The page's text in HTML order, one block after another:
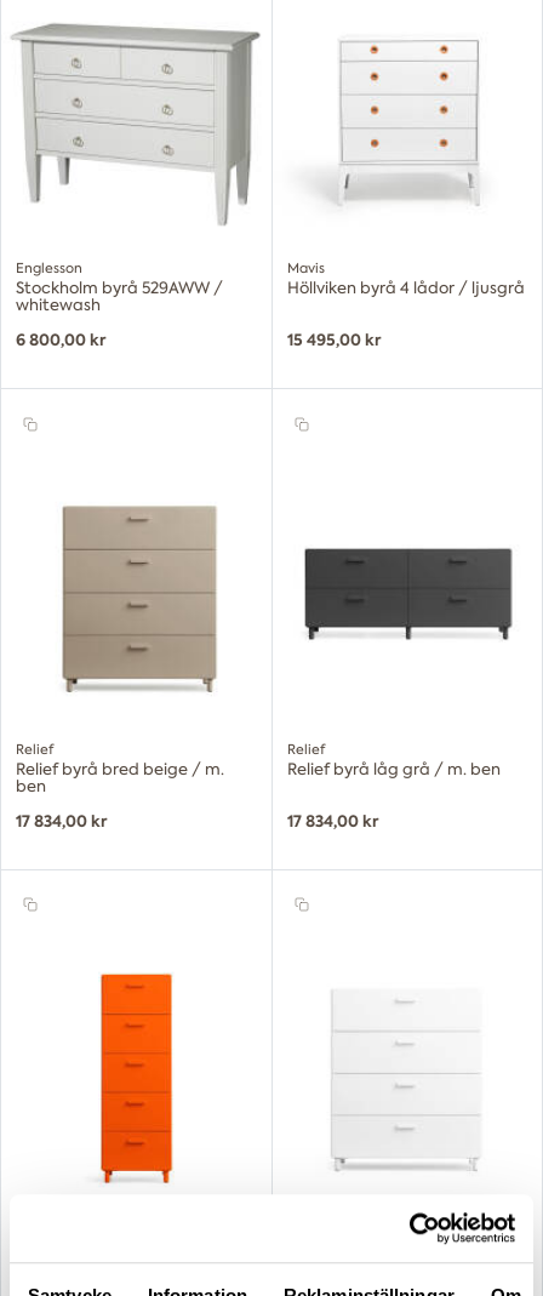
Englesson
Stockholm byrå 529AWW /
whitewash
6 800,00 kr
Mavis
Höllviken byrå 4 lådor / ljusgrå
15 495,00 kr
Relief
Relief byrå bred beige / m.
ben
17 834,00 kr
Relief
Relief byrå låg grå / m. ben
17 834,00 kr
ben
Relief byrå bred vit / m. ben